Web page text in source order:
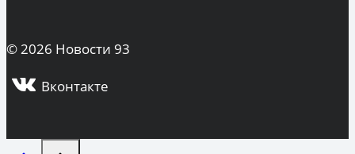
© 2026 Новости 93
Вконтакте